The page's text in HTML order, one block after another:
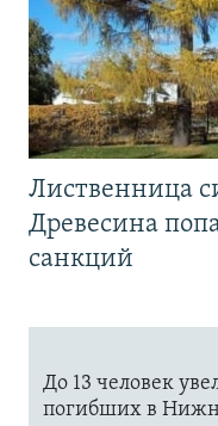
Лиственница
Древесина
санкций